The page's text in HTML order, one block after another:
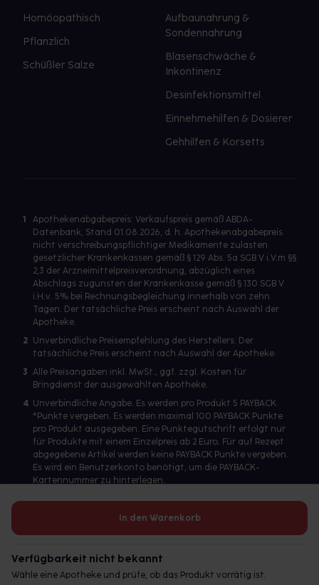
In den Warenkorb
Verfügbarkeit nicht bekannt
Wähle eine Apotheke und prüfe, ob das Produkt vorrätig ist.
Homöopathisch
Pflanzlich
Schüßler Salze
Aufbaunahrung &
Sondennahrung
Blasenschwäche &
Inkontinenz
Desinfektionsmittel
Einnehmehilfen & Dosierer
Gehhilfen & Korsetts
1
Apothekenabgabepreis: Verkaufspreis gemäß ABDA-
Datenbank, Stand 01.08.2026, d. h. Apothekenabgabepreis
nicht verschreibungspflichtiger Medikamente zulasten
gesetzlicher Krankenkassen gemäß § 129 Abs. 5a SGB V i.V.m §§
2,3 der Arzneimittelpreisverordnung, abzüglich eines
Abschlags zugunsten der Krankenkasse gemäß § 130 SGB V
i.H.v. 5% bei Rechnungsbegleichung innerhalb von zehn
Tagen. Der tatsächliche Preis erscheint nach Auswahl der
Apotheke.
2 Unverbindliche Preisempfehlung des Herstellers. Der
tatsächliche Preis erscheint nach Auswahl der Apotheke.
3 Alle Preisangaben inkl. MwSt., ggf. zzgl. Kosten für
Bringdienst der ausgewählten Apotheke.
4 Unverbindliche Angabe. Es werden pro Produkt 5 PAYBACK
°Punkte vergeben. Es werden maximal 100 PAYBACK Punkte
pro Produkt ausgegeben. Eine Punktegutschrift erfolgt nur
für Produkte mit einem Einzelpreis ab 2 Euro. Für auf Rezept
abgegebene Artikel werden keine PAYBACK Punkte vergeben.
Es wird ein Benutzerkonto benötigt, um die PAYBACK-
Kartennummer zu hinterlegen.
Betreiber des Portals und verantwortlich: gesund.de GmbH &
© 2026 gesund.de GmbH & Co. KG